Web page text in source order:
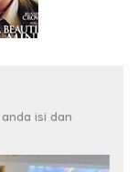
isi dan